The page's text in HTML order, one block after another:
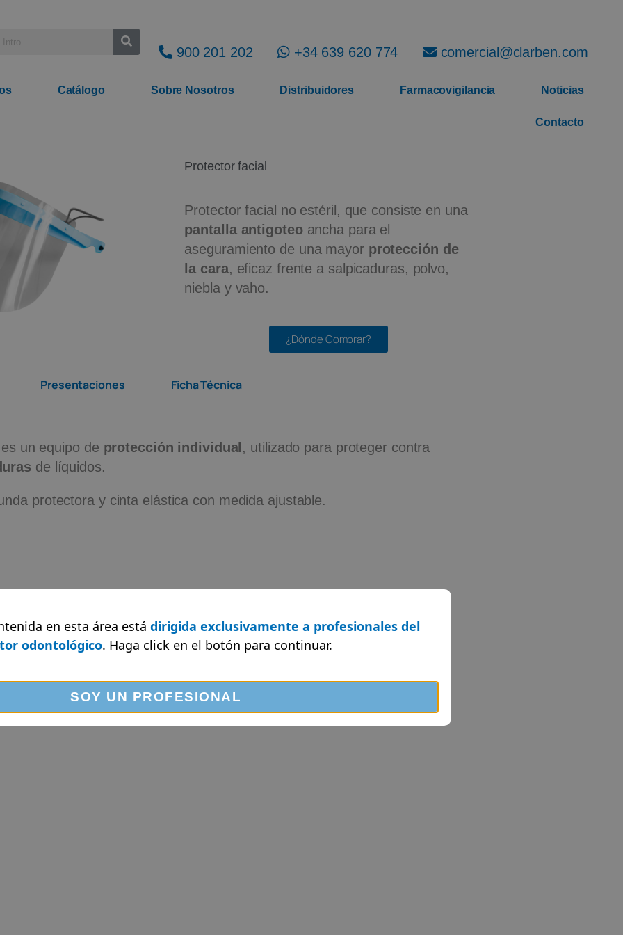
900 201 202 +34 639 620 774 comercial@clarben.com
Catálogo Sobre Nosotros Distribuidores Farmacovigilancia Noticias
Contacto
Protector facial
Protector facial no estéril, que consiste en una
pantalla antigoteoancha para el
aseguramiento de una mayor protección de
la cara, eficaz frente a salpicaduras, polvo,
niebla y vaho.
¿Dónde Comprar?
Presentaciones Ficha Técnica
un equipo de protección individual , utilizado para proteger contra
de líquidos.
protectora y cinta elástica con medida ajustable.
30% goma (cinta 20 mm de ancho).
en esta área está dirigida exclusivamente a profesionales del
odontológico. Haga click en el botón para continuar.
SOY UN PROFESIONAL